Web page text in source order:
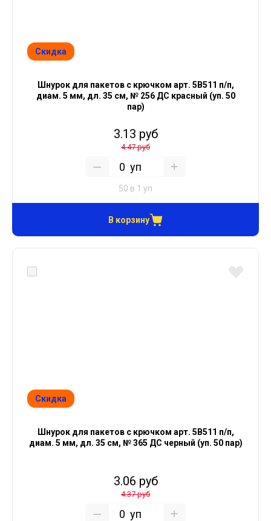
Скидка
Шнурок для пакетов с крючком арт. 5В511 п/п,
диам. 5 мм, дл. 35 см, № 256 ДС красный (уп. 50
пар)
3.13 руб
4.47 руб
уп
50 в 1 уп
В корзину
Скидка
Шнурок для пакетов с крючком арт. 5В511 п/п,
диам. 5 мм, дл. 35 см, № 365 ДС черный (уп. 50 пар)
3.06 руб
4.37 руб
уп